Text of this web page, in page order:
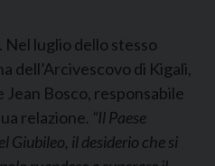
Nel luglio dello stesso
dell’Arcivescovo di Kigali,
Bosco, responsabile
relazione. “Il Paese
Giubileo, il desiderio che si